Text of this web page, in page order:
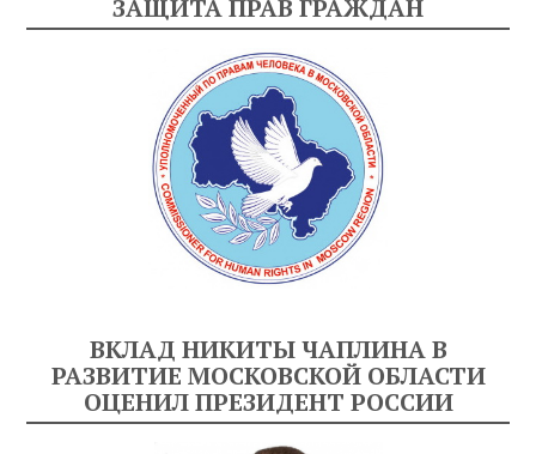
ЗАЩИТА ПРАВ ГРАЖДАН
ВКЛАД НИКИТЫ ЧАПЛИНА В
РАЗВИТИЕ МОСКОВСКОЙ ОБЛАСТИ
ОЦЕНИЛ ПРЕЗИДЕНТ РОССИИ